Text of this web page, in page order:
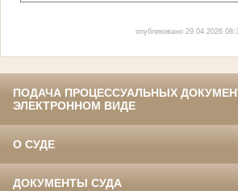
опубликовано 29.04.2026
ПОДАЧА ПРОЦЕССУАЛЬНЫХ
ЭЛЕКТРОННОМ ВИДЕ
О СУДЕ
ДОКУМЕНТЫ СУДА